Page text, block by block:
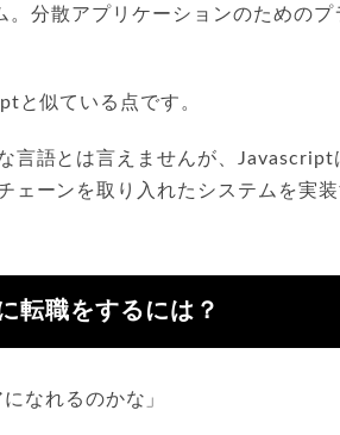
分散アプリケーションのためのプ
と似ている点です。
言語とは言えませんが、Javascript
ェーンを取り入れたシステムを実
転職をするには？
なれるのかな」